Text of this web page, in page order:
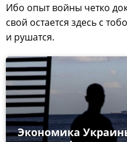
Ибо опыт войны четко
свой остается здесь с
и рушатся.
Экономика